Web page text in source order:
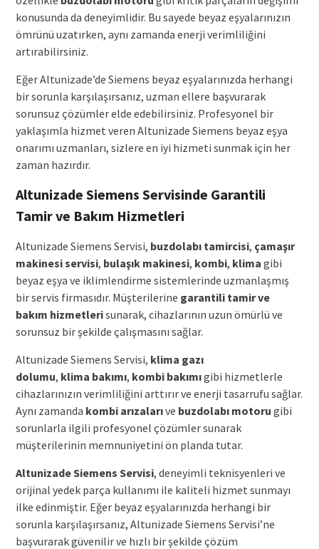
konusunda da deneyimlidir. Bu sayede beyaz eşyalarınızın
ömrünü uzatırken, aynı zamanda enerji verimliliğini
artırabilirsiniz.
Eğer Altunizade’de Siemens beyaz eşyalarınızda herhangi
bir sorunla karşılaşırsanız, uzman ellere başvurarak
sorunsuz çözümler elde edebilirsiniz. Profesyonel bir
yaklaşımla hizmet veren Altunizade Siemens beyaz eşya
onarımı uzmanları, sizlere en iyi hizmeti sunmak için her
zaman hazırdır.
Altunizade Siemens Servisinde Garantili
Tamir ve Bakım Hizmetleri
Altunizade Siemens Servisi, buzdolabı tamircisi, çamaşır
makinesi servisi, bulaşık makinesi, kombi, klima gibi
beyaz eşya ve iklimlendirme sistemlerinde uzmanlaşmış
bir servis firmasıdır. Müşterilerine garantili tamir ve
bakım hizmetlerisunarak, cihazlarının uzun ömürlü ve
sorunsuz bir şekilde çalışmasını sağlar.
Altunizade Siemens Servisi, klima gazı
dolumu, klima bakımı, kombibakımıgibi hizmetlerle
cihazlarınızın verimliliğini arttırır ve enerji tasarrufu sağlar.
Aynı zamanda kombiarızalarıve buzdolabı motoru gibi
sorunlarla ilgili profesyonel çözümler sunarak
müşterilerinin memnuniyetini ön planda tutar.
Altunizade Siemens Servisi, deneyimli teknisyenleri ve
orijinal yedek parça kullanımı ile kaliteli hizmet sunmayı
ilke edinmiştir. Eğer beyaz eşyalarınızda herhangi bir
sorunla karşılaşırsanız, Altunizade Siemens Servisi’ne
başvurarak güvenilir ve hızlı bir şekilde çözüm